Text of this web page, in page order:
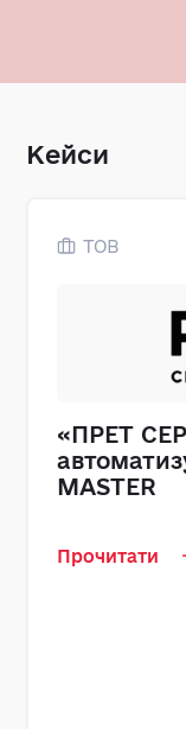
Кейси
ТОВ
«ПРЕТ
MASTER
Прочитати